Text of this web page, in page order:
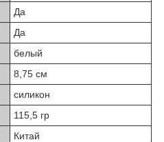
Да
Да
белый
8,75 см
силикон
115,5 гр
Китай